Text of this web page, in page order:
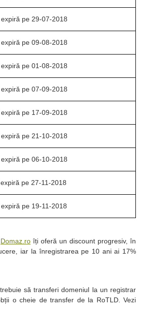
pe 29-07-2018
pe 09-08-2018
pe 01-08-2018
pe 07-09-2018
pe 17-09-2018
pe 21-10-2018
pe 06-10-2018
pe 27-11-2018
pe 19-11-2018
Domaz.roîți oferă un discount progresiv, în
iar la înregistrarea pe 10 ani ai 17%
să transferi domeniul la un registrar
o cheie de transfer de la RoTLD. Vezi